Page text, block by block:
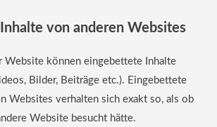
von anderen Websites
Website können eingebettete Inhalte
Bilder, Beiträge etc.). Eingebettete
Websites verhalten sich exakt so, als ob
Website besucht hätte.